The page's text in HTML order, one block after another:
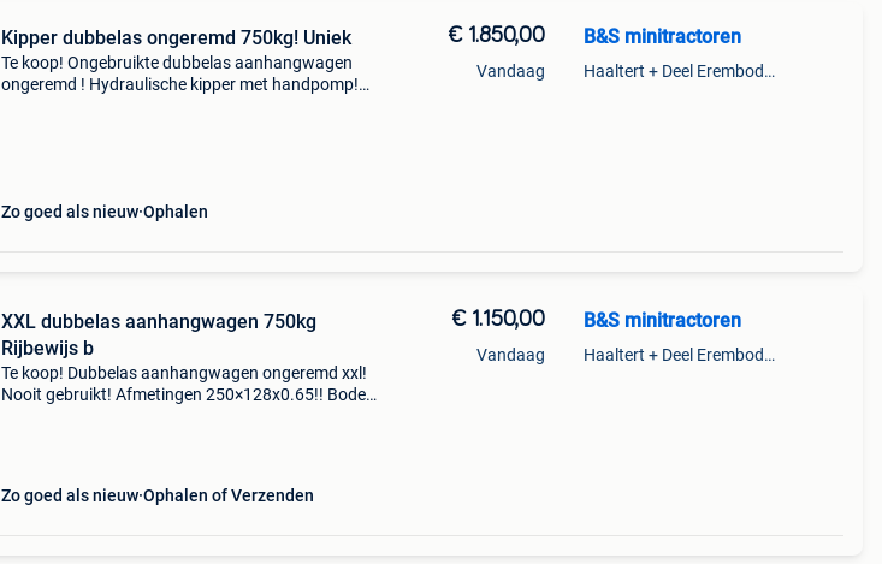
Kipper dubbelas ongeremd 750kg! Uniek
Te koop! Ongebruikte dubbelas aanhangwagen
ongeremd ! Hydraulische kipper met handpomp!
Zo goed als nieuw Ophalen
€ 1.850,00
Vandaag
B&S minitractoren
Haaltert + Deel Erembodegem
XXL dubbelas aanhangwagen 750kg
Rijbewijs b
Te koop! Dubbelas aanhangwagen ongeremd xxl!
Nooit gebruikt! Afmetingen 250×128x0.65!! Bodem
Zo goed als nieuw Ophalen of Verzenden
€ 1.150,00
Vandaag
B&S minitractoren
Haaltert + Deel Erembodegem